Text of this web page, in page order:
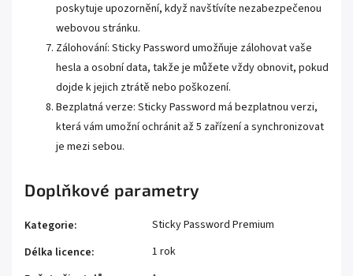
poskytuje upozornění, když navštívíte nezabezpečenou
webovou stránku.
Zálohování: Sticky Password umožňuje zálohovat vaše
hesla a osobní data, takže je můžete vždy obnovit, pokud
dojde k jejich ztrátě nebo poškození.
Bezplatná verze: Sticky Password má bezplatnou verzi,
která vám umožní ochránit až 5 zařízení a synchronizovat
je mezi sebou.
Doplňkové parametry
Kategorie:
Sticky Password Premium
Délka licence:
1 rok